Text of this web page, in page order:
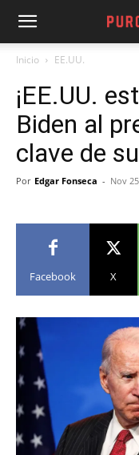
Inicio EE.UU.
¡EE.UU.
Biden al
clave de
Por Edgar Fonseca - Nov
Facebook X